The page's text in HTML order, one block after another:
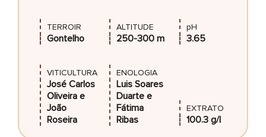
TERROIR
Gontelho
ALTITUDE
250-300 m
pH
3.65
VITICULTURA
José Carlos
Oliveira e
João
Roseira
ENOLOGIA
Luis Soares
Duarte e
Fátima
Ribas
EXTRATO
100.3 g/l